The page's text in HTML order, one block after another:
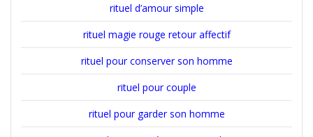
rituel d’amour simple
rituel magie rouge retour affectif
rituel pour conserver son homme
rituel pour couple
rituel pour garder son homme